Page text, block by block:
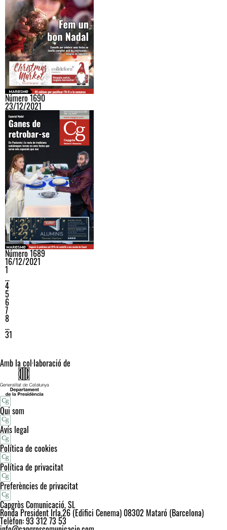
Número 1690
23/12/2021
Número 1689
16/12/2021
1
…
4
5
6
7
8
…
31
Amb la col·laboració de
Qui som
Avís legal
Política de cookies
Política de privacitat
Preferències de privacitat
Capgròs Comunicació, SL
Ronda President Irla,26 (Edifici Cenema) 08302 Mataró (Barcelona)
Telèfon: 93 312 73 53